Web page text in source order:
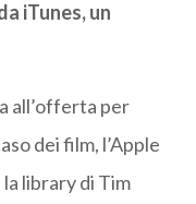
iTunes, un
all’offerta per
dei film, l’Apple
library di Tim